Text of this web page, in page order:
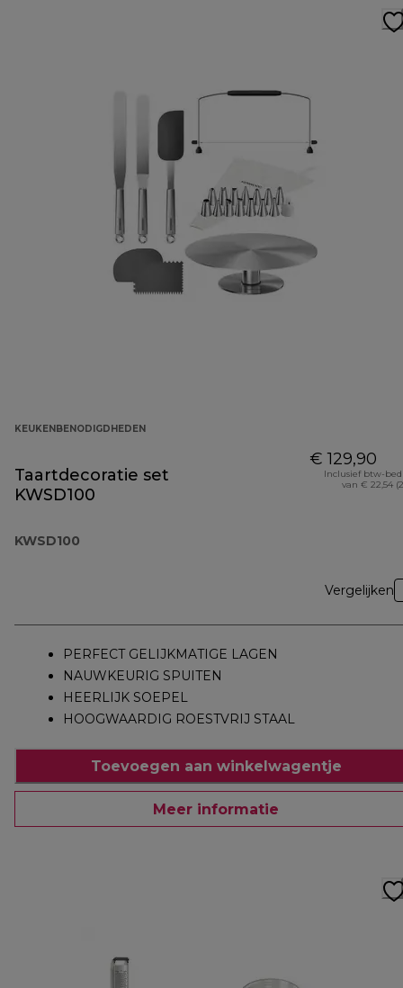
KEUKENBENODIGDHEDEN
Taartdecoratie set
KWSD100
KWSD100
€ 129,90
Inclusief btw-
van € 22,54
Vergelijken
PERFECT GELIJKMATIGE LAGEN
NAUWKEURIG SPUITEN
HEERLIJK SOEPEL
HOOGWAARDIG ROESTVRIJ STAAL
Toevoegen aan winkelwagentje
Meer informatie